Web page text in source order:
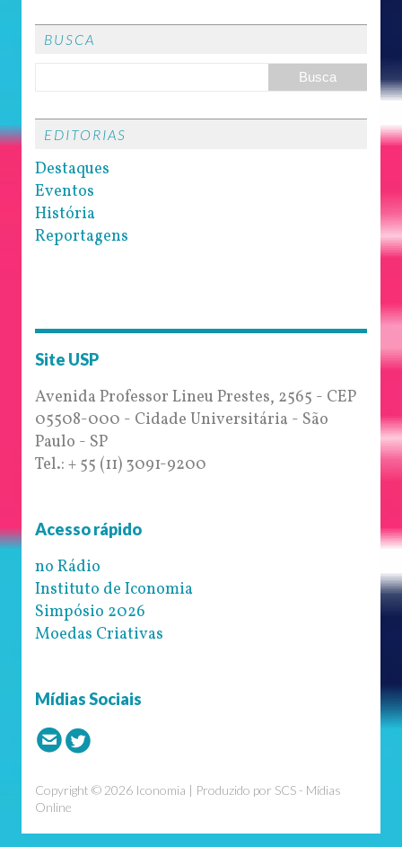
BUSCA
EDITORIAS
Destaques
Eventos
História
Reportagens
Site USP
Avenida Professor Lineu Prestes, 2565 - CEP
05508-000 - Cidade Universitária - São
Paulo - SP
Tel.: + 55 (11) 3091-9200
Acesso rápido
no Rádio
Instituto de Iconomia
Simpósio 2026
Moedas Criativas
Mídias Sociais
Copyright © 2026 Iconomia | Produzido por SCS - Mídias
Online